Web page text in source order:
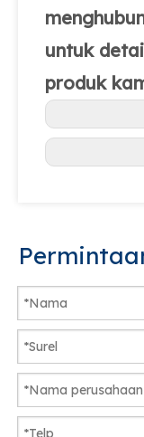
untuk
produk